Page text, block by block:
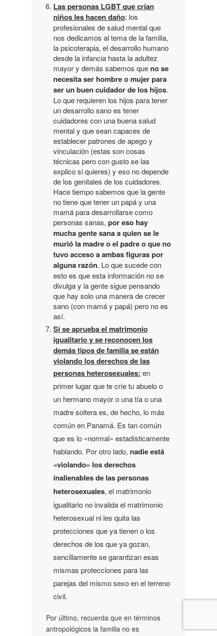
Las personas LGBT que crían
niños les hacen daño: los
profesionales de salud mental que
nos dedicamos al tema de la familia,
la psicoterapia, el desarrollo humano
desde la infancia hasta la adultez
mayor y demás sabemos que no se
necesita ser hombre o mujer para
ser un buen cuidador de los hijos.
Lo que requieren los hijos para tener
un desarrollo sano es tener
cuidadores con una buena salud
mental y que sean capaces de
establecer patrones de apego y
vinculación (estas son cosas
técnicas pero con gusto se las
explico si quieres) y eso no depende
de los genitales de los cuidadores.
Hace tiempo sabemos que la gente
no tiene que tener un papá y una
mamá para desarrollarse como
personas sanas, por eso hay
mucha gente sana a quien se le
murió la madre o el padre o que no
tuvo acceso a ambas figuras por
alguna razón. Lo que sucede con
esto es que esta información no se
divulga y la gente sigue pensando
que hay solo una manera de crecer
sano (con mamá y papá) pero no es
así.
Si se aprueba el matrimonio
igualitario y se reconocen los
demás tipos de familia se están
violando los derechos de las
personas heterosexuales: en
primer lugar que te críe tu abuelo o
un hermano mayor o una tía o una
madre soltera es, de hecho, lo más
común en Panamá. Es tan común
que es lo «normal» estadísticamente
hablando. Por otro lado, nadie está
«violando» los derechos
inalienables de las personas
heterosexuales, el matrimonio
igualitario no invalida el matrimonio
heterosexual ni les quita las
protecciones que ya tienen o los
derechos de los que ya gozan,
sencillamente se garantizan esas
mismas protecciones para las
parejas del mismo sexo en el terreno
civil.
Por último, recuerda que en términos
antropológicos la familia no es